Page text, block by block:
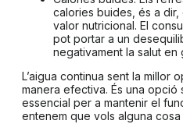
calories buides, és a
valor nutricional. El
pot portar a un
negativament la salut en
L’aigua continua sent la millor
manera efectiva. És una
essencial per a mantenir el
entenem que vols alguna